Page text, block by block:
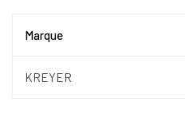
Marque
KREYER